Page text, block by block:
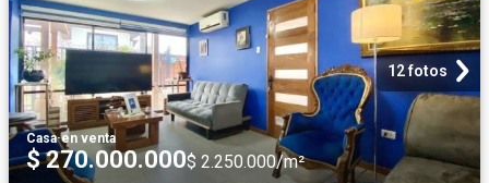
12 fotos
Casa·en venta
$ 270.000.000$ 2.250.000/m²